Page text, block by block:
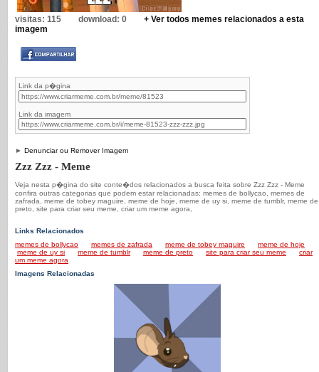
visitas: 115 download: 0 + Ver todos memes relacionados a esta
imagem
Link da p�gina
Link da imagem
► Denunciar ou Remover Imagem
Zzz Zzz - Meme
Veja nesta p�gina do site conte�dos relacionados a busca feita sobre Zzz Zzz - Meme
confira outras categorias que podem estar relacionadas: memes de bollycao, memes de
zafrada, meme de tobey maguire, meme de hoje, meme de uy si, meme de tumblr, meme de
preto, site para criar seu meme, criar um meme agora,
Links Relacionados
memes de bollycao
memes de zafrada meme de tobey maguire
meme de hoje
meme de uy si
meme de tumblr meme de preto site para criar seu meme
criar
um meme agora
Imagens Relacionadas